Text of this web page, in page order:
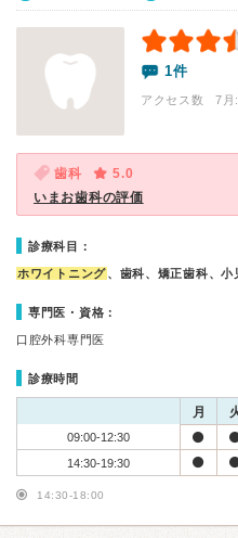
1件
アクセス数 7月:
歯科
5.0
いまお歯科の評価
診療科目：
ホワイトニング、歯科、矯正歯科、
専門医・資格：
口腔外科専門医
診療時間
月
09:00-12:30
14:30-19:30
14:30-18:00